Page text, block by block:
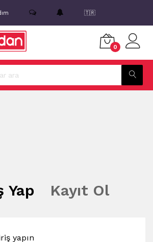
🇹🇷
0
Yap Kayıt Ol
yapın